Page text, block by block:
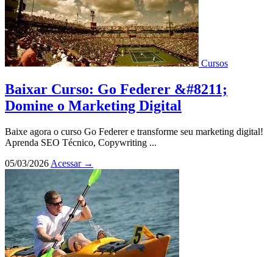
Cursos
Baixar Curso: Go Federer &#8211;
Domine o Marketing Digital
Baixe agora o curso Go Federer e transforme seu marketing digital!
Aprenda SEO Técnico, Copywriting ...
05/03/2026 Acessar →